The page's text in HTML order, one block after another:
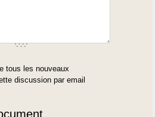
çò, hèra (hera = foire),
tous les nouveaux
discussion par email